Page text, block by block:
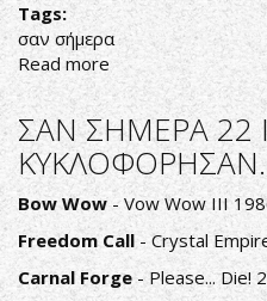
Tags:
σαν σήμερα
Read more about
ΣΑΝ
ΣΗΜΕΡΑ
26
ΙΑΝΟΥΑΡΙΟΥ
ΣΑΝ ΣΗΜΕΡΑ 22
Bow Wow- Vow Wow III
Freedom Call- Crystal
Carnal Forge - Please... Die!